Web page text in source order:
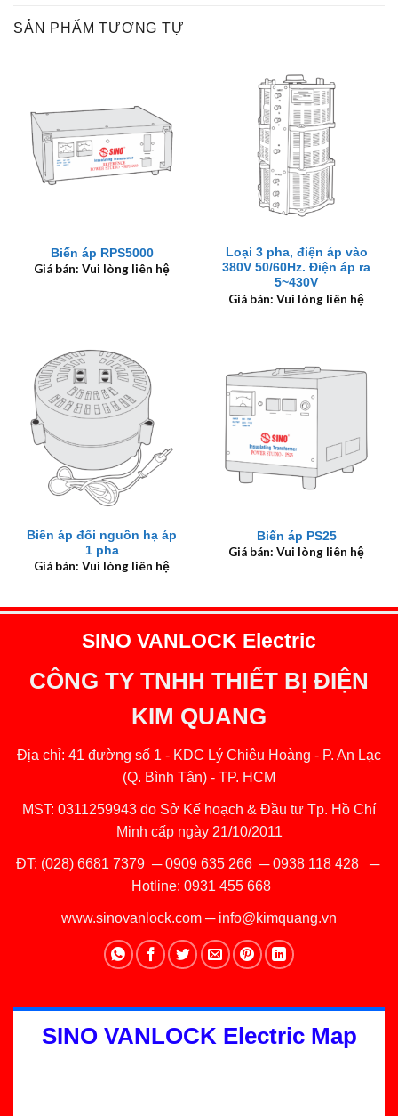
SẢN PHẨM TƯƠNG TỰ
Biến áp RPS5000
Giá bán: Vui lòng liên hệ
Loại 3 pha, điện áp vào
380V 50/60Hz. Điện áp ra
5~430V
Giá bán: Vui lòng liên hệ
Biến áp đổi nguồn hạ áp
1 pha
Giá bán: Vui lòng liên hệ
Biến áp PS25
Giá bán: Vui lòng liên hệ
SINO VANLOCK Electric
CÔNG TY TNHH THIẾT BỊ ĐIỆN
KIM QUANG
Địa chỉ: 41 đường số 1 - KDC Lý Chiêu Hoàng - P. An Lạc
(Q. Bình Tân) - TP. HCM
MST: 0311259943 do Sở Kế hoạch & Đầu tư Tp. Hồ Chí
Minh cấp ngày 21/10/2011
ĐT: (028) 6681 7379 ─0909 635 266─0938 118 428─
Hotline: 0931 455 668
www.sinovanlock.com ─ info@kimquang.vn
SINO VANLOCK Electric Map